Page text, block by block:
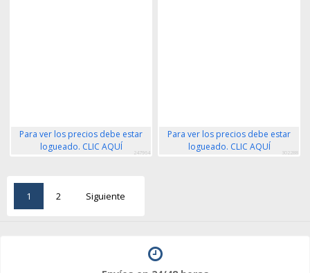
Para ver los precios debe estar
logueado. CLIC AQUÍ
247964
Para ver los precios debe estar
logueado. CLIC AQUÍ
302288
1 2 Siguiente